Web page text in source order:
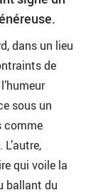
dans un lieu
de
sous un
comme
qui voile la
ballant du